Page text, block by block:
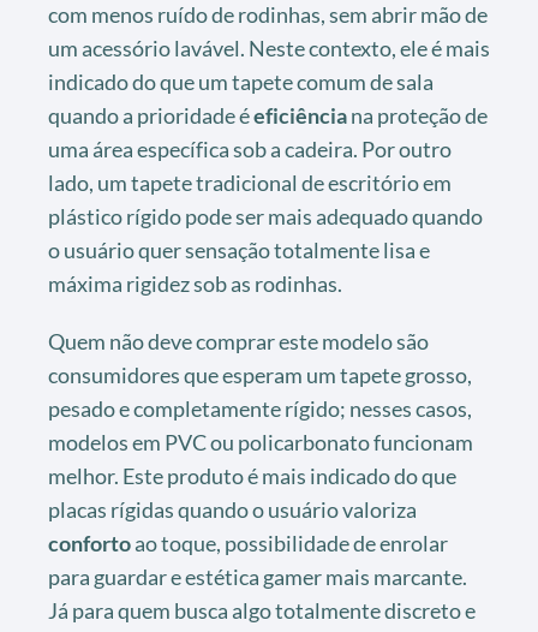
com menos ruído de rodinhas, sem abrir mão de
um acessório lavável. Neste contexto, ele é mais
indicado do que um tapete comum de sala
quando a prioridade éeficiênciana proteção de
uma área específica sob a cadeira. Por outro
lado, um tapete tradicional de escritório em
plástico rígido pode ser mais adequado quando
o usuário quer sensação totalmente lisa e
máxima rigidez sob as rodinhas.
Quem não deve comprar este modelo são
consumidores que esperam um tapete grosso,
pesado e completamente rígido; nesses casos,
modelos em PVC ou policarbonato funcionam
melhor. Este produto é mais indicado do que
placas rígidas quando o usuário valoriza
confortoao toque, possibilidade de enrolar
para guardar e estética gamer mais marcante.
Já para quem busca algo totalmente discreto e